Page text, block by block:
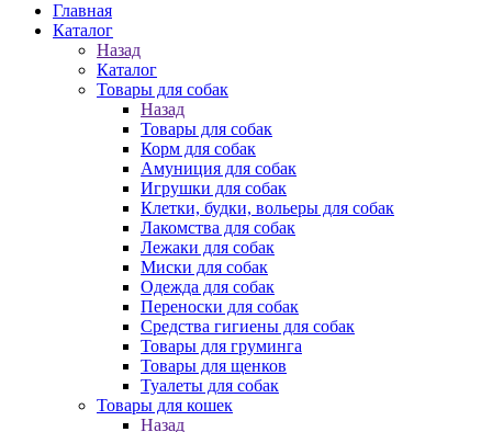
Главная
Каталог
Назад
Каталог
Товары для собак
Назад
Товары для собак
Корм для собак
Амуниция для собак
Игрушки для собак
Клетки, будки, вольеры для собак
Лакомства для собак
Лежаки для собак
Миски для собак
Одежда для собак
Переноски для собак
Средства гигиены для собак
Товары для груминга
Товары для щенков
Туалеты для собак
Товары для кошек
Назад